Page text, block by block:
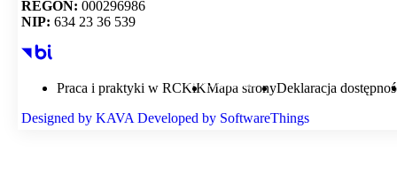
Personalizacja
REGON: 000296986
NIP: 634 23 36 539
Praca i praktyki w RCKiKMapa stronyDeklaracja
Designed by KAVA Developed by SoftwareThings